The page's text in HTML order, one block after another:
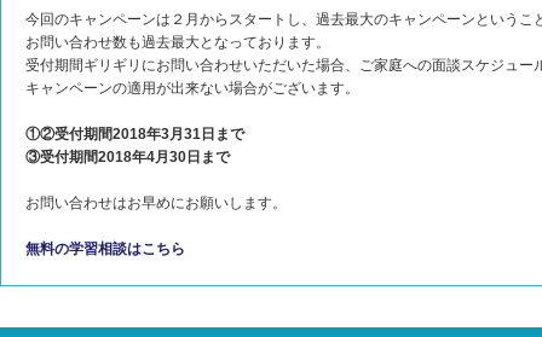
今回のキャンペーンは２月からスタートし、過去最大のキャンペーンというこ
お問い合わせ数も過去最大となっております。
受付期間ギリギリにお問い合わせいただいた場合、ご家庭への面談スケジュー
キャンペーンの適用が出来ない場合がございます。
①②受付期間2018年3月31日まで
③受付期間2018年4月30日まで
お問い合わせはお早めにお願いします。
無料の学習相談はこちら